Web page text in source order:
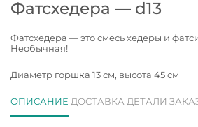
Фатсхедера — d13
Фатсхедера — это смесь хедеры и
Необычная!
Диаметр горшка 13 см, высота 45 см
ОПИСАНИЕ ДОСТАВКА ДЕТАЛИ